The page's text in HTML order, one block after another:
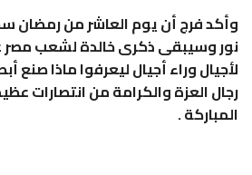
وأكد فرج أن يوم العاشر من رمضان
نور وسيبقى ذكرى خالدة لشعب مصر
لأجيال وراء أجيال ليعرفوا ماذا صنع
رجال العزة والكرامة من انتصارات
المباركة .